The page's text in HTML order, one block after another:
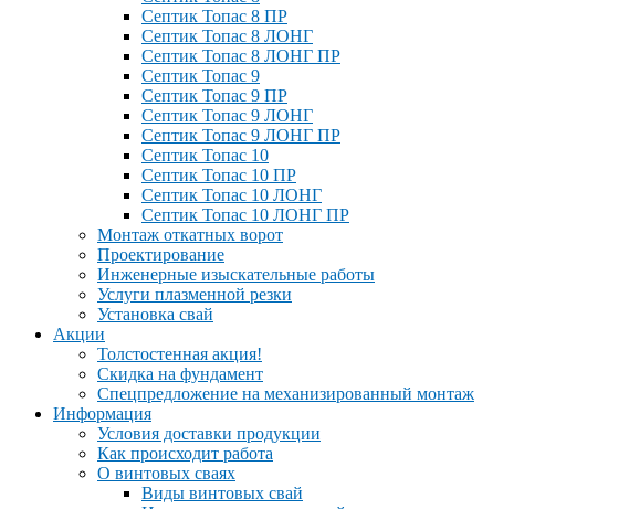
Септик Топас 8 ПР
Септик Топас 8 ЛОНГ
Септик Топас 8 ЛОНГ ПР
Септик Топас 9
Септик Топас 9 ПР
Септик Топас 9 ЛОНГ
Септик Топас 9 ЛОНГ ПР
Септик Топас 10
Септик Топас 10 ПР
Септик Топас 10 ЛОНГ
Септик Топас 10 ЛОНГ ПР
Монтаж откатных ворот
Проектирование
Инженерные изыскательные работы
Услуги плазменной резки
Установка свай
Акции
Толстостенная акция!
Скидка на фундамент
Спецпредложение на механизированный монтаж
Информация
Условия доставки продукции
Как происходит работа
О винтовых сваях
Виды винтовых свай